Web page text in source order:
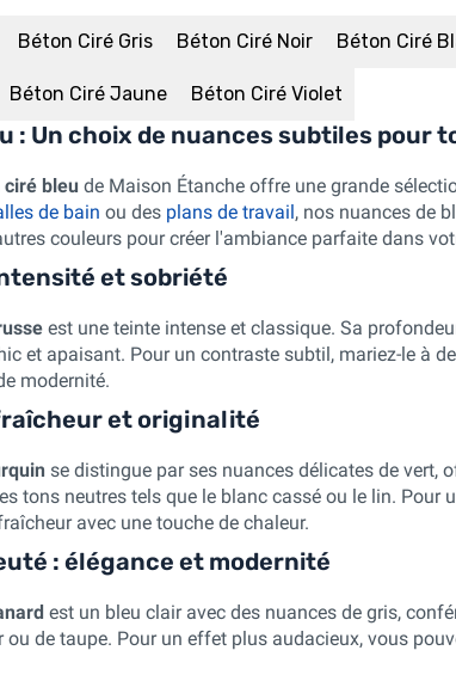
Béton Ciré Gris Béton Ciré Noir Béton Ciré
Béton Ciré Jaune Béton Ciré Violet
: Un choix de nuances subtiles pour
ciré bleu de Maison Étanche offre une grande
de bain ou des plans de travail, nos nuances de
couleurs pour créer l'ambiance parfaite dans
et sobriété
est une teinte intense et classique. Sa
et apaisant. Pour un contraste subtil, mariez-le à
modernité.
et originalité
se distingue par ses nuances délicates de
tons neutres tels que le blanc cassé ou le lin.
avec une touche de chaleur.
: élégance et modernité
est un bleu clair avec des nuances de gris,
ou de taupe. Pour un effet plus audacieux, vous